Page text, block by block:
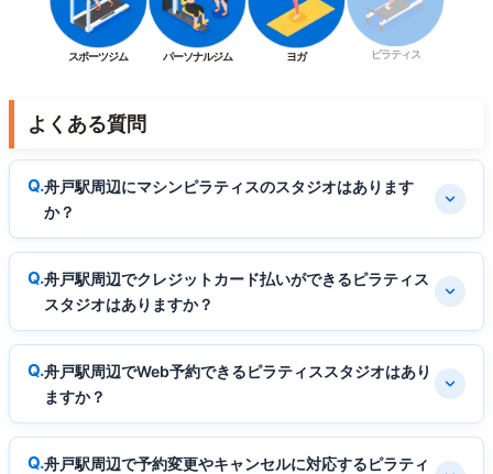
スポーツジム パーソナルジム ヨガ ピラティス
よくある質問
舟戸駅周辺にマシンピラティスのスタジオはあります
か？
舟戸駅周辺でクレジットカード払いができるピラティス
スタジオはありますか？
舟戸駅周辺でWeb予約できるピラティススタジオはあり
ますか？
舟戸駅周辺で予約変更やキャンセルに対応するピラティ